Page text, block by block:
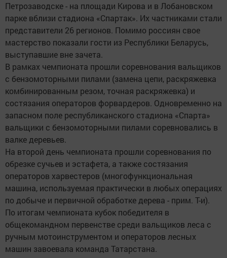
Петрозаводске - на площади Кирова и в Лобановском
парке вблизи стадиона «Спартак». Их частниками стали
представители 26 регионов. Помимо россиян свое
мастерство показали гости из Республики Беларусь,
выступавшие вне зачета.
В рамках чемпионата прошли соревнования вальщиков
с бензомоторными пилами (замена цепи, раскряжевка
комбинированным резом, точная раскряжевка) и
состязания операторов форвардеров. Одновременно на
запасном поле республиканского стадиона «Спарта»
вальщики с бензомоторными пилами соревновались в
валке деревьев.
На второй день чемпионата прошли соревнования по
обрезке сучьев и эстафета, а также состязания
операторов харвестеров (многофункциональная
машина, используемая практически в любых операциях
по добыче и первичной обработке дерева - прим. Т-и).
По итогам чемпионата кубок победителя в
общекомандном первенстве среди вальщиков леса с
ручным мотоинструментом и операторов лесных
машин завоевала команда Татарстана.